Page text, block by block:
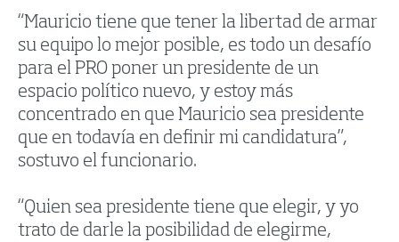
“Mauricio tiene que tener la libertad de armar
su equipo lo mejor posible, es todo un desafío
para el PRO poner un presidente de un
espacio político nuevo, y estoy más
concentrado en que Mauricio sea presidente
que en todavía en definir mi candidatura”,
sostuvo el funcionario.
“Quien sea presidente tiene que elegir, y yo
trato de darle la posibilidad de elegirme,